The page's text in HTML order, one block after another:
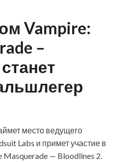
Vampire:
–
место ведущего
Labs и примет участие в
Masquerade — Bloodlines 2.